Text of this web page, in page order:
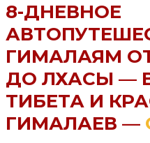
8-ДНЕВНОЕ
ГИМАЛАЯМ
ДО ЛХАСЫ —
ТИБЕТА И
ГИМАЛАЕВ —